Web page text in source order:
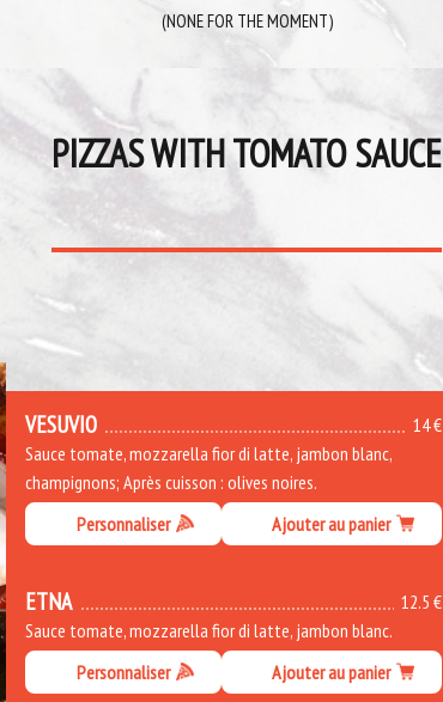
(NONE FOR THE MOMENT)
PIZZAS WITH TOMATO SAUCE
14 €
VESUVIO
Sauce tomate, mozzarella fior di latte, jambon blanc,
champignons; Après cuisson : olives noires.
Personnaliser
Ajouter au panier
12.5 €
ETNA
Sauce tomate, mozzarella fior di latte, jambon blanc.
Personnaliser
Ajouter au panier